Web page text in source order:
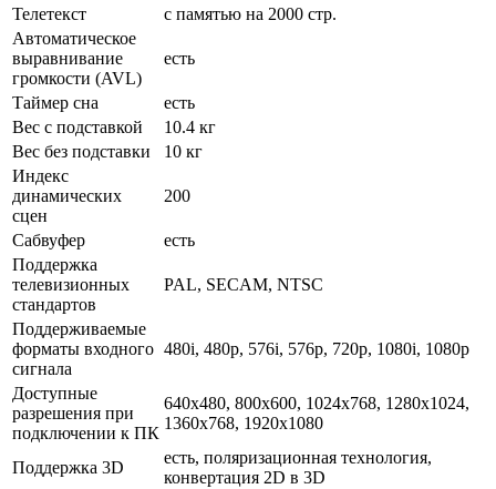
Телетекст
с памятью на 2000 стр.
Автоматическое
выравнивание
громкости (AVL)
есть
Таймер сна
есть
Вес с подставкой
10.4 кг
Вес без подставки
10 кг
Индекс
динамических
сцен
200
Сабвуфер
есть
Поддержка
телевизионных
стандартов
PAL, SECAM, NTSC
Поддерживаемые
форматы входного
сигнала
480i, 480p, 576i, 576p, 720p, 1080i, 1080p
Доступные
разрешения при
подключении к ПК
640x480, 800x600, 1024x768, 1280x1024,
1360x768, 1920x1080
Поддержка 3D
есть, поляризационная технология,
конвертация 2D в 3D